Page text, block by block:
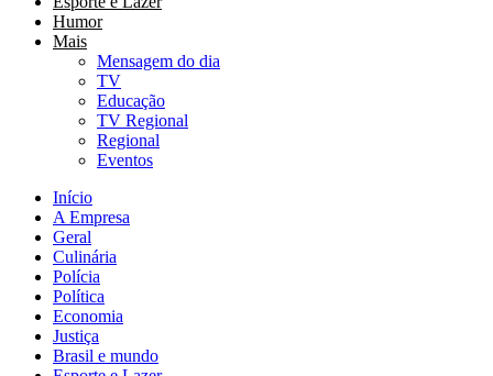
Humor
Mais
Mensagem do dia
TV
Educação
TV Regional
Regional
Eventos
Início
A Empresa
Geral
Culinária
Polícia
Política
Economia
Justiça
Brasil e mundo